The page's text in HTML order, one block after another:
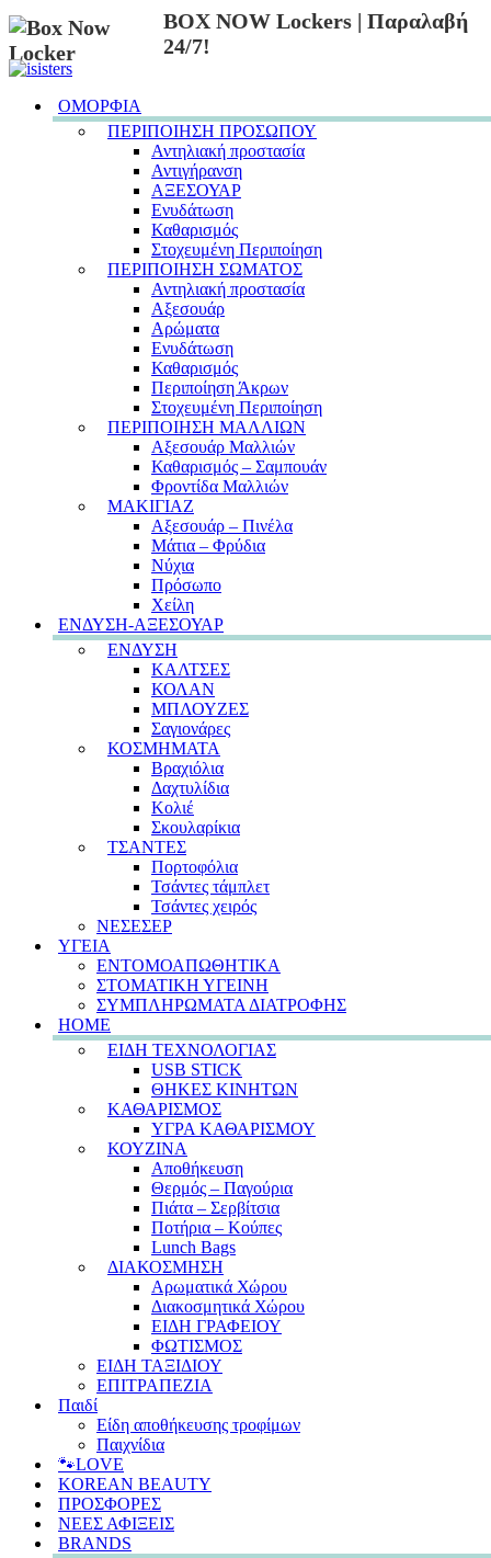
BOX NOW Lockers | Παραλαβή
24/7!
ΟΜΟΡΦΙΑ
ΠΕΡΙΠΟΙΗΣΗ ΠΡΟΣΩΠΟΥ
Αντηλιακή προστασία
Αντιγήρανση
ΑΞΕΣΟΥΑΡ
Ενυδάτωση
Καθαρισμός
Στοχευμένη Περιποίηση
ΠΕΡΙΠΟΙΗΣΗ ΣΩΜΑΤΟΣ
Αντηλιακή προστασία
Αξεσουάρ
Αρώματα
Ενυδάτωση
Καθαρισμός
Περιποίηση Άκρων
Στοχευμένη Περιποίηση
ΠΕΡΙΠΟΙΗΣΗ ΜΑΛΛΙΩΝ
Αξεσουάρ Μαλλιών
Καθαρισμός – Σαμπουάν
Φροντίδα Μαλλιών
ΜΑΚΙΓΙΑΖ
Αξεσουάρ – Πινέλα
Μάτια – Φρύδια
Νύχια
Πρόσωπο
Χείλη
ΕΝΔΥΣΗ-ΑΞΕΣΟΥΑΡ
ΕΝΔΥΣΗ
ΚΑΛΤΣΕΣ
ΚΟΛΑΝ
ΜΠΛΟΥΖΕΣ
Σαγιονάρες
ΚΟΣΜΗΜΑΤΑ
Βραχιόλια
Δαχτυλίδια
Κολιέ
Σκουλαρίκια
ΤΣΑΝΤΕΣ
Πορτοφόλια
Τσάντες τάμπλετ
Τσάντες χειρός
ΝΕΣΕΣΕΡ
ΥΓΕΙΑ
ΕΝΤΟΜΟΑΠΩΘΗΤΙΚΑ
ΣΤΟΜΑΤΙΚΗ ΥΓΕΙΝΗ
ΣΥΜΠΛΗΡΩΜΑΤΑ ΔΙΑΤΡΟΦΗΣ
HOME
ΕΙΔΗ ΤΕΧΝΟΛΟΓΙΑΣ
USB STICK
ΘΗΚΕΣ ΚΙΝΗΤΩΝ
ΚΑΘΑΡΙΣΜΟΣ
ΥΓΡΑ ΚΑΘΑΡΙΣΜΟΥ
ΚΟΥΖΙΝΑ
Αποθήκευση
Θερμός – Παγούρια
Πιάτα – Σερβίτσια
Ποτήρια – Κούπες
Lunch Bags
ΔΙΑΚΟΣΜΗΣΗ
Αρωματικά Χώρου
Διακοσμητικά Χώρου
ΕΙΔΗ ΓΡΑΦΕΙΟΥ
ΦΩΤΙΣΜΟΣ
ΕΙΔΗ ΤΑΞΙΔΙΟΥ
ΕΠΙΤΡΑΠΕΖΙΑ
Παιδί
Είδη αποθήκευσης τροφίμων
Παιχνίδια
🐾LOVE
KOREAN BEAUTY
ΠΡΟΣΦΟΡΕΣ
ΝΕΕΣ ΑΦΙΞΕΙΣ
BRANDS